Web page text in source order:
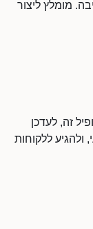
מומלץ ליצור
זה, לעדכן
ולהגיע ללקוחות